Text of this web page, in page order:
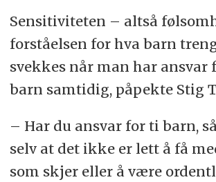
Sensitiviteten – altså
forståelsen for hva barn
svekkes når man har ansvar
barn samtidig, påpekte Stig
– Har du ansvar for ti barn,
selv at det ikke er lett å få
som skjer eller å være